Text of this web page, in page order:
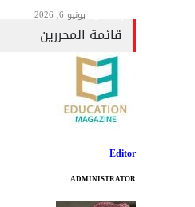
يونيو 6, 2026
قائمة المحررين
Editor
ADMINISTRATOR